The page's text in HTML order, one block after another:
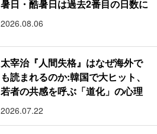
暑日・酷暑日は過去2番目の日数に
2026.08.06
太宰治『人間失格』はなぜ海外で
も読まれるのか:韓国で大ヒット、
若者の共感を呼ぶ「道化」の心理
2026.07.22